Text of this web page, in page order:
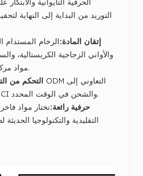
التوريد من البداية إلى النهاية
إتقان المادة:الرخام
مواد مركبة لرفع مستوى خطوط الإنتاج.
التحكم من
الإنتاج الحاصل على شهادة BSCI والشحن في الوقت المحدد.
حرفية رائعة:نختار مواد
التقليدية والتكنولوجيا